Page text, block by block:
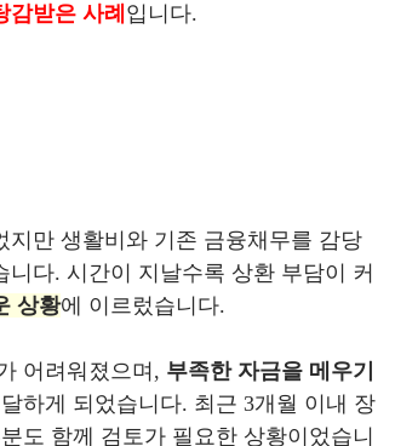
받은 사례 입니다.
만 생활비와 기존 금융채무를 감당
니다. 시간이 지날수록 상환 부담이 커
상황에 이르렀습니다.
어려워졌으며, 부족한 자금을 메우기
하게 되었습니다. 최근 3개월 이내 장
도 함께 검토가 필요한 상황이었습니